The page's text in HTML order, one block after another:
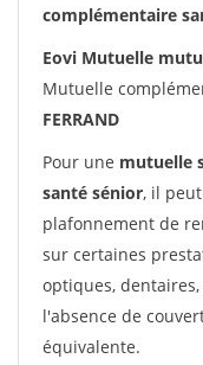
complémentaire
Eovi Mutuelle
Mutuelle
FERRAND
Pour une mutuelle
santé sénior, il
plafonnement de
sur certaines
optiques,
l'absence de
équivalente.